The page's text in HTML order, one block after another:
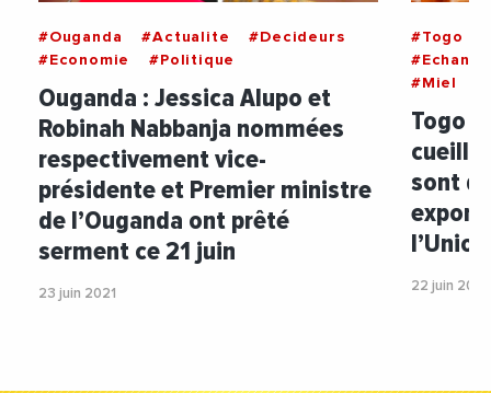
#Ouganda #Actualite
#Decideurs
#Economie
#Politique
Ouganda : Jessica Alupo et
Robinah Nabbanja nommées
respectivement vice-
présidente et Premier ministre
de l’Ouganda ont prêté
serment ce 21 juin
23 juin 2021
#Togo
#Miel
Togo :
sont
22 juin 2021